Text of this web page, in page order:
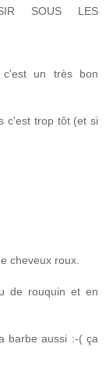
SOUS LES
c'est un très bon
c'est trop tôt (et si
cheveux roux.
de rouquin et en
barbe aussi :-( ça